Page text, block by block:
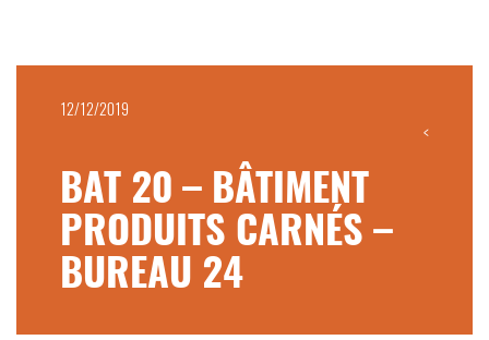
12/12/2019
<
BAT 20 – BÂTIMENT
PRODUITS CARNÉS –
BUREAU 24